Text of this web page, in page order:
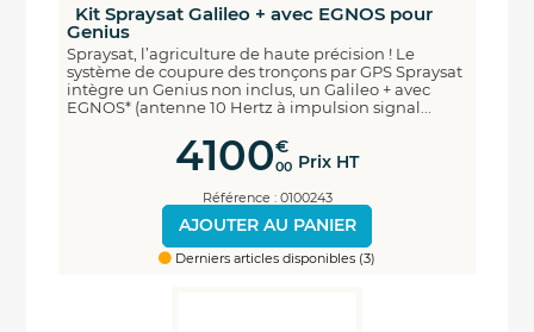
Kit Spraysat Galileo + avec EGNOS pour
Genius
Spraysat, l’agriculture de haute précision ! Le
système de coupure des tronçons par GPS Spraysat
intègre un Genius non inclus, un Galileo + avec
EGNOS* (antenne 10 Hertz à impulsion signal...
4100€
00 Prix HT
Référence : 0100243
AJOUTER AU PANIER
Derniers articles disponibles (3)